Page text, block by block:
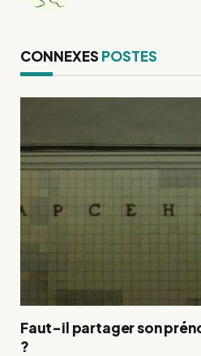
CONNEXES POSTES
Faut-il partager son
?